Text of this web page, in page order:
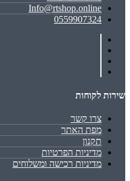
Info@rtshop.online
0559907324
שירות לקוחות
צרו קשר
מפת האתר
תקנון
מדיניות הפרטיות
מדיניות רכישה ומשלוחים